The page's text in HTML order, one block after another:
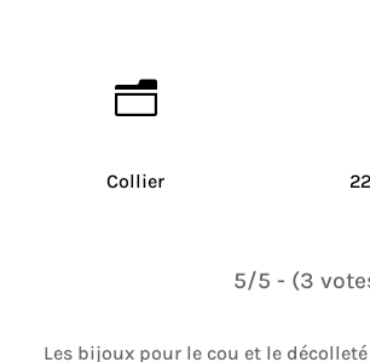
n
Collier
5/5 - (3
Les bijoux pour le cou et le